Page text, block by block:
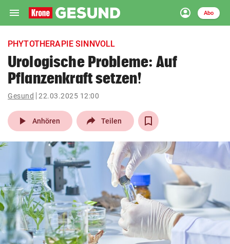
menu Navigation
ein-/ausklappen
account_circle
Anmelden
Abo
close Schließen
account_circle Anmelden
pin_drop
Wien arrow_right
bookmark
search
Suchbegriff
eingeben
© Krone Multimedia GmbH & Co KG 2026
PHYTOTHERAPIE SINNVOLL
Urologische Probleme: Auf
Pflanzenkraft setzen!
Gesund 22.03.2025 12:00
play_arrow Anhören Teilen